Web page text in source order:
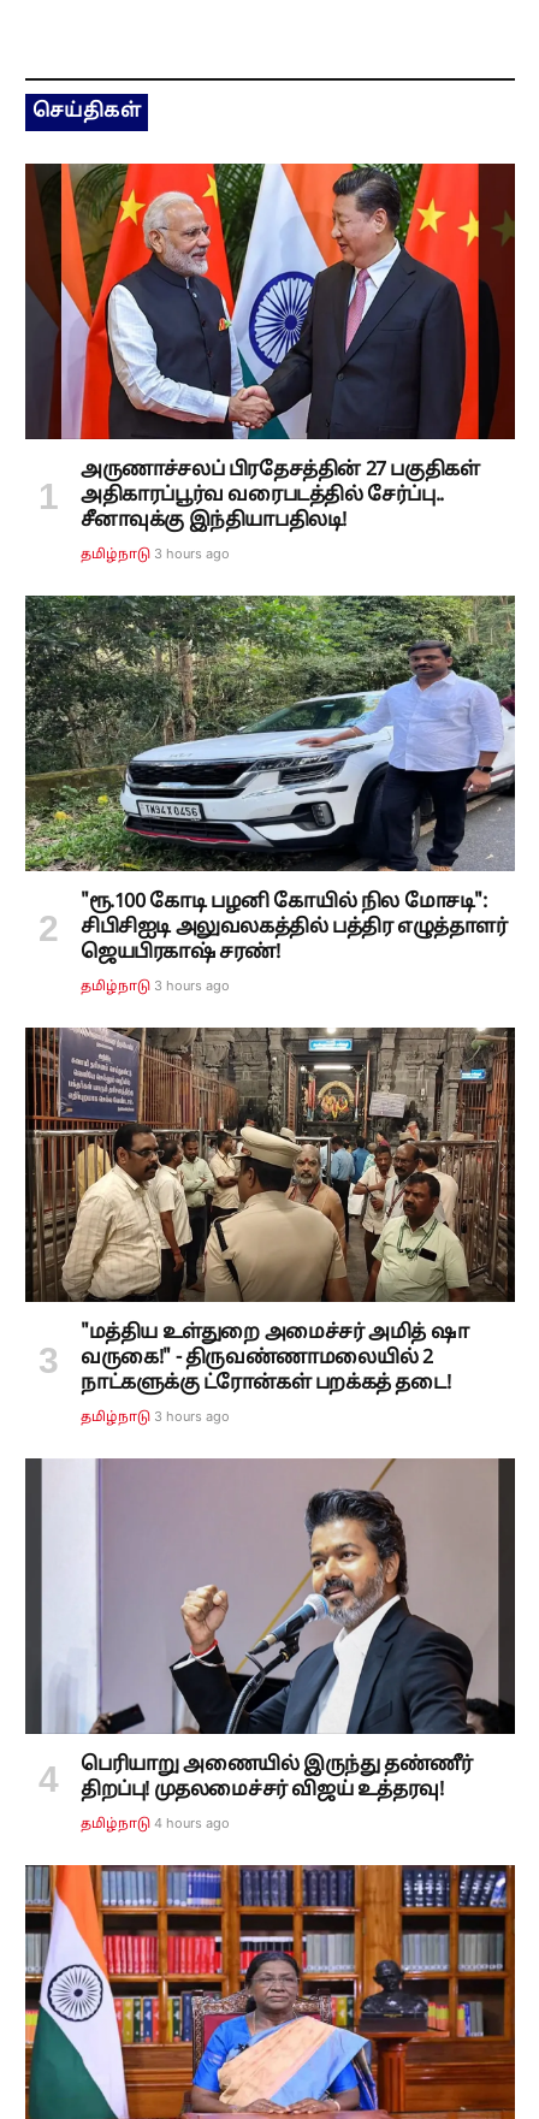
செய்திகள்
அருணாச்சலப் பிரதேசத்தின் 27 பகுதிகள்
அதிகாரப்பூர்வ வரைபடத்தில் சேர்ப்பு..
சீனாவுக்கு இந்தியாபதிலடி!
தமிழ்நாடு 3 hours ago
"ரூ.100 கோடி பழனி கோயில் நில மோசடி":
சிபிசிஐடி அலுவலகத்தில் பத்திர எழுத்தாளர்
ஜெயபிரகாஷ் சரண்!
தமிழ்நாடு 3 hours ago
"மத்திய உள்துறை அமைச்சர் அமித் ஷா
வருகை!" - திருவண்ணாமலையில் 2
நாட்களுக்கு ட்ரோன்கள் பறக்கத் தடை!
தமிழ்நாடு 3 hours ago
பெரியாறு அணையில் இருந்து தண்ணீர்
திறப்பு! முதலமைச்சர் விஜய் உத்தரவு!
தமிழ்நாடு 4 hours ago